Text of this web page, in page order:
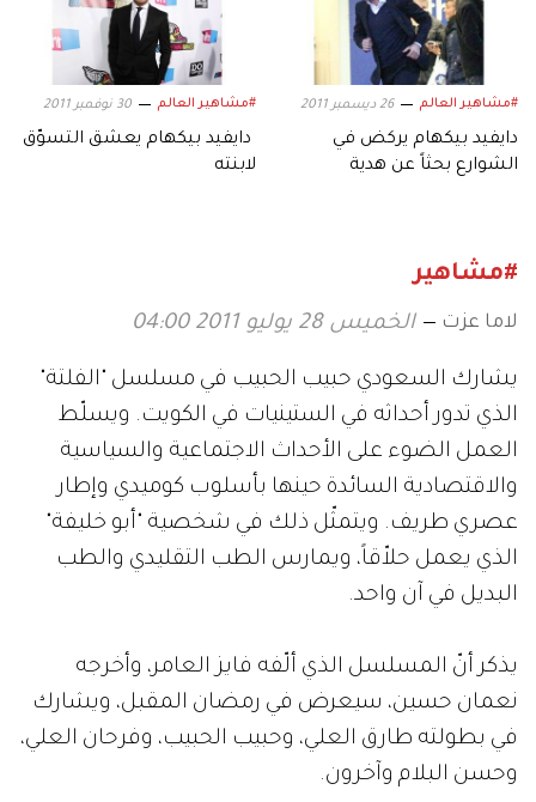
#مشاهير العالم 26 ديسمبر 2011
دايفيد بيكهام يركض في
الشوارع بحثاً عن هدية
#مشاهير العالم 30 نوفمبر 2011
دايفيد بيكهام يعشق التسوّق
لابنته
#مشاهير
لاما عزت الخميس 28 يوليو 2011 04:00
يشارك السعودي حبيب الحبيب في مسلسل "الفلتة"
الذي تدور أحداثه في الستينيات في الكويت. ويسلّط
العمل الضوء على الأحداث الاجتماعية والسياسية
والاقتصادية السائدة حينها بأسلوب كوميدي وإطار
عصري طريف. ويتمثّل ذلك في شخصية "أبو خليفة"
الذي يعمل حلاّقاً، ويمارس الطب التقليدي والطب
البديل في آن واحد.
يذكر أنّ المسلسل الذي ألّفه فايز العامر، وأخرجه
نعمان حسين، سيعرض في رمضان المقبل، ويشارك
في بطولته طارق العلي، وحبيب الحبيب، وفرحان العلي،
وحسن البلام وآخرون.